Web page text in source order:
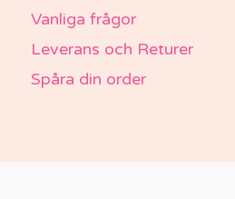
Vanliga frågor
Leverans och Returer
Spåra din order